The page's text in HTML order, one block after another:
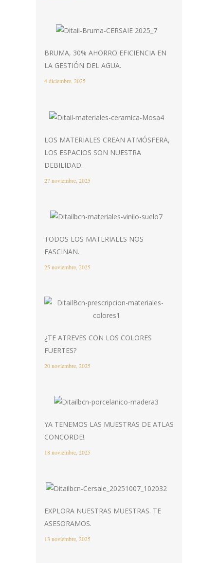
BRUMA, 30% AHORRO EFICIENCIA EN
LA GESTIÓN DEL AGUA.
4 diciembre, 2025
LOS MATERIALES CREAN ATMÓSFERA,
LOS ESPACIOS SON NUESTRA
DEBILIDAD.
27 noviembre, 2025
TODOS LOS MATERIALES NOS
FASCINAN.
25 noviembre, 2025
¿TE ATREVES CON LOS COLORES
FUERTES?
20 noviembre, 2025
YA TENEMOS LAS MUESTRAS DE ATLAS
CONCORDE!.
18 noviembre, 2025
EXPLORA NUESTRAS MUESTRAS. TE
ASESORAMOS.
13 noviembre, 2025